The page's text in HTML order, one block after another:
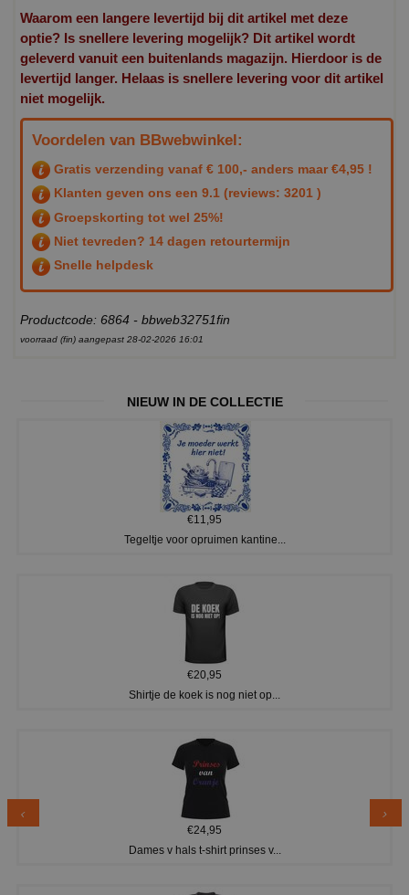
Waarom een langere levertijd bij dit artikel met deze
optie? Is snellere levering mogelijk? Dit artikel wordt
geleverd vanuit een buitenlands magazijn. Hierdoor is de
levertijd langer. Helaas is snellere levering voor dit artikel
niet mogelijk.
Voordelen van BBwebwinkel:
Gratis verzending vanaf € 100,- anders maar €4,95 !
Klanten geven ons een 9.1 (reviews: 3201 )
Groepskorting tot wel 25%!
Niet tevreden? 14 dagen retourtermijn
Snelle helpdesk
Productcode: 6864 - bbweb32751fin
voorraad (fin) aangepast 28-02-2026 16:01
NIEUW IN DE COLLECTIE
€11,95
Tegeltje voor opruimen kantine...
€20,95
Shirtje de koek is nog niet op...
€24,95
Dames v hals t-shirt prinses v...